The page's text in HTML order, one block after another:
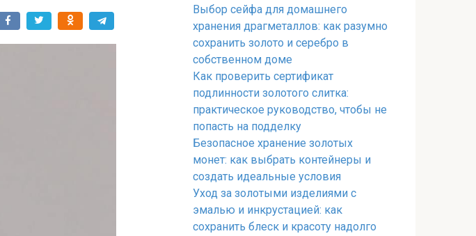
Выбор сейфа для домашнего
хранения драгметаллов: как разумно
сохранить золото и серебро в
собственном доме
Как проверить сертификат
подлинности золотого слитка:
практическое руководство, чтобы не
попасть на подделку
Безопасное хранение золотых
монет: как выбрать контейнеры и
создать идеальные условия
Уход за золотыми изделиями с
эмалью и инкрустацией: как
сохранить блеск и красоту надолго